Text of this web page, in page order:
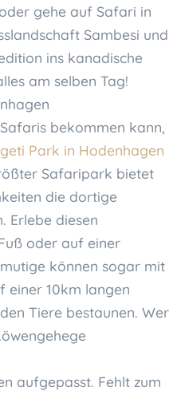
gehe auf Safari in
Sambesi und
ins kanadische
am selben Tag!
bekommen kann,
Park in Hodenhagen
Safaripark bietet
die dortige
Erlebe diesen
oder auf einer
können sogar mit
einer 10km langen
Tiere bestaunen. Wer
aufgepasst. Fehlt zum